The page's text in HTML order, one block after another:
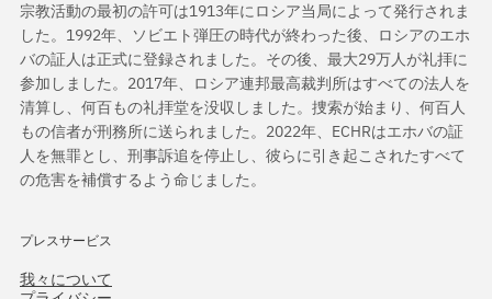
宗教活動の最初の許可は1913年にロシア当局によって発行されま
した。1992年、ソビエト弾圧の時代が終わった後、ロシアのエホ
バの証人は正式に登録されました。その後、最大29万人が礼拝に
参加しました。2017年、ロシア連邦最高裁判所はすべての法人を
清算し、何百もの礼拝堂を没収しました。捜索が始まり、何百人
もの信者が刑務所に送られました。2022年、ECHRはエホバの証
人を無罪とし、刑事訴追を停止し、彼らに引き起こされたすべて
の危害を補償するよう命じました。
プレスサービス
我々について